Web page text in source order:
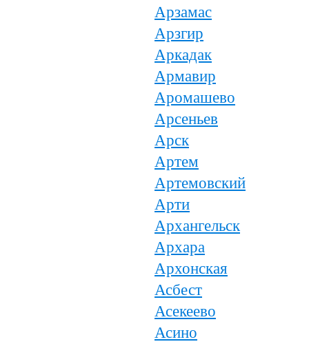
Арзамас
Арзгир
Аркадак
Армавир
Аромашево
Арсеньев
Арск
Артем
Артемовский
Арти
Архангельск
Архара
Архонская
Асбест
Асекеево
Асино